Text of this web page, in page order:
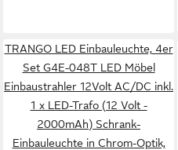
TRANGO LED Einbauleuchte, 4er
Set G4E-048T LED Möbel
Einbaustrahler 12Volt AC/DC inkl.
1 x LED-Trafo (12 Volt -
2000mAh) Schrank-
Einbauleuchte in Chrom-Optik,